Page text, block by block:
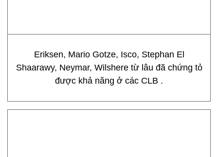
Eriksen, Mario Gotze, Isco, Stephan El
Shaarawy, Neymar, Wilshere từ lâu đã chứng tỏ
được khả năng ở các CLB .